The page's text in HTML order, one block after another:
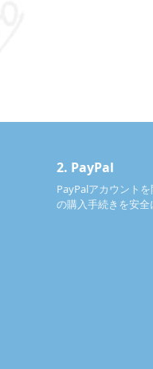
2. PayPal
PayPalアカウント
の購入手続きを安全